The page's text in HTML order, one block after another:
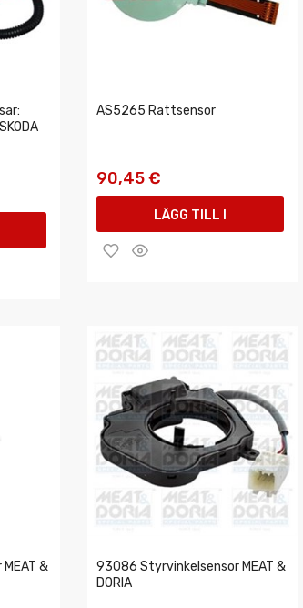
AS5265 Rattsensor
90,45 €
LÄGG TILL I
VARUKORGEN
&
93086 Styrvinkelsensor MEAT &
DORIA